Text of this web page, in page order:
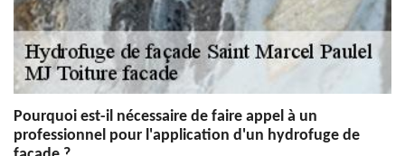
Pourquoi est-il nécessaire de faire appel à un
professionnel pour l'application d'un hydrofuge de